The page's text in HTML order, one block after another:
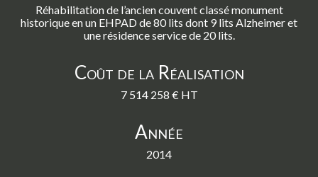
Réhabilitation de l’ancien couvent classé monument
historique en un EHPAD de 80 lits dont 9 lits Alzheimer et
une résidence service de 20 lits.
Coût de la Réalisation
7 514 258 € HT
Année
2014